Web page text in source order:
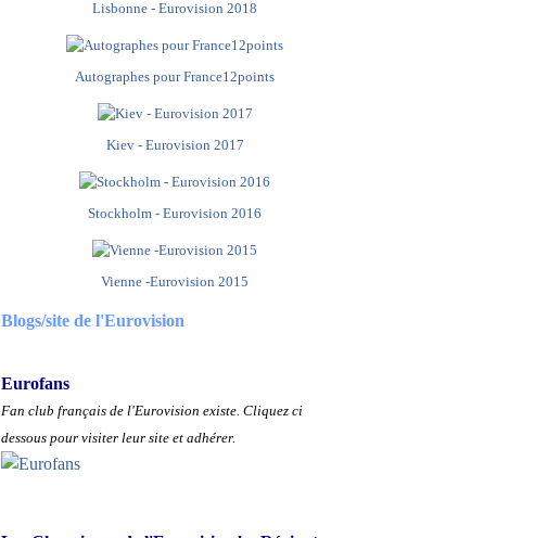
Lisbonne - Eurovision 2018
Autographes pour France12points
Kiev - Eurovision 2017
Stockholm - Eurovision 2016
Vienne -Eurovision 2015
Blogs/site de l'Eurovision
Eurofans
Fan club français de l'Eurovision existe. Cliquez ci
dessous pour visiter leur site et adhérer.